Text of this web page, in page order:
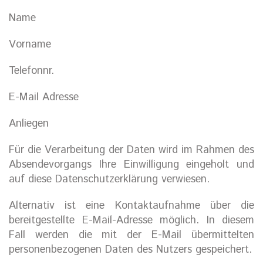
Name
Vorname
Telefonnr.
E-Mail Adresse
Anliegen
Für die Verarbeitung der Daten wird im Rahmen des
Absendevorgangs Ihre Einwilligung eingeholt und
auf diese Datenschutzerklärung verwiesen.
Alternativ ist eine Kontaktaufnahme über die
bereitgestellte E-Mail-Adresse möglich. In diesem
Fall werden die mit der E-Mail übermittelten
personenbezogenen Daten des Nutzers gespeichert.